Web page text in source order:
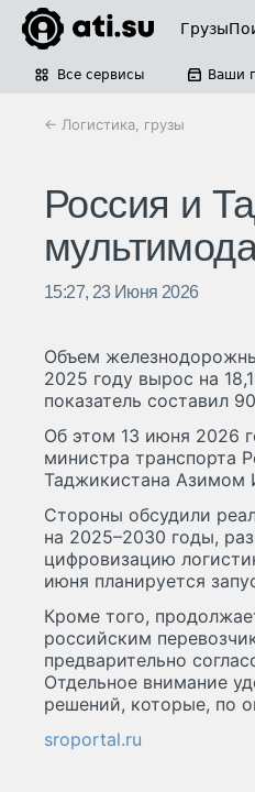
Грузы
Все сервисы Ваши
← Логистика, грузы
Россия и
15:27, 23 Июня 2026
Объем
2025 году вырос на
показатель составил
Об этом 13 июня 2026
министра транспорта
Таджикистана Азимом
Стороны обсудили
на 2025–2030 годы,
цифровизацию
июня планируется
Кроме того,
российским
предварительно
Отдельное внимание
решений, которые, по
sroportal.ru